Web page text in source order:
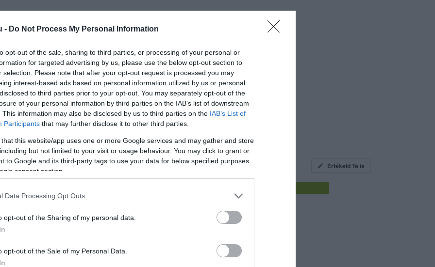
- Do Not Process My Personal Information
opt-out of the sale, sharing to third parties, or processing of your personal or
for targeted advertising by us, please use the below opt-out section to
selection. Please note that after your opt-out request is processed you may
interest-based ads based on personal information utilized by us or personal
to third parties prior to your opt-out. You may separately opt-out of the
of your personal information by third parties on the IAB’s list of downstream
This information may also be disclosed by us to third parties on the IAB’s List of
Participants that may further disclose it to other third parties.
that this website/app uses one or more Google services and may gather and store
but not limited to your visit or usage behaviour. You may click to grant or
to Google and its third-party tags to use your data for below specified purposes
consent section.
Data Processing Opt Outs
opt-out of the Sharing of my personal data.
opt-out of the Sale of my Personal Data.
Értékeld Te is